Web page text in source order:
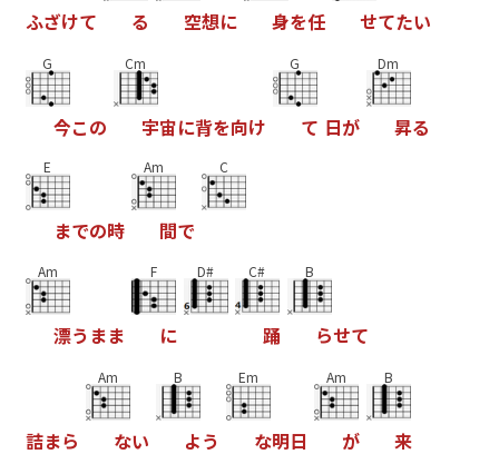
ふざけて る 空想に 身を任 せてたい
G
今この
Cm
宇宙に背を向け
G
て 日が
Dm
昇る
E
までの時
Am
間で
C
Am
漂う まま
F
に
D# C#
踊
B
らせて
詰まら
Am
ない
B
よう
Em
な明日
Am
が
B
来